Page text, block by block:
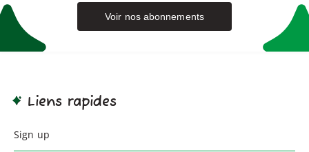
Voir nos abonnements
Liens rapides
Sign up